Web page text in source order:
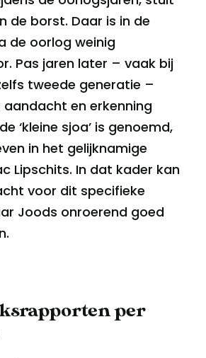
de borst. Daar is in de
de oorlog weinig
Pas jaren later – vaak bij
tweede generatie –
en erkenning
‘kleine sjoa’ is genoemd,
in het gelijknamige
Lipschits. In dat kader kan
voor dit specifieke
Joods onroerend goed
per